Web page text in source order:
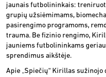
jaunais futbolininkais:
grupių užsiėmimams,
pasirengimo programoms,
trauma. Be fizinio rengimo,
jauniems futbolininkams
sprendimus aikštėje.
Apie „Spiečių“ Kirillas